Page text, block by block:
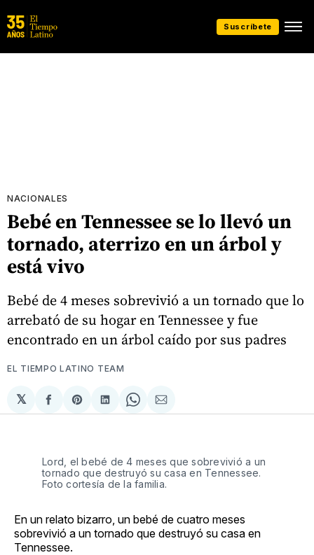
Suscríbete
NACIONALES
Bebé en Tennessee se lo llevó un
tornado, aterrizo en un árbol y
está vivo
Bebé de 4 meses sobrevivió a un tornado que lo
arrebató de su hogar en Tennessee y fue
encontrado en un árbol caído por sus padres
EL TIEMPO LATINO TEAM
𝕏
Compartir
en
Share
on
Compartir
en
Share
on
Compartir
via
Lord, el bebé de 4 meses que sobrevivió a un
tornado que destruyó su casa en Tennessee.
Foto cortesía de la familia.
En un relato bizarro, un bebé de cuatro meses
sobrevivió a un tornado que destruyó su casa en
Tennessee.